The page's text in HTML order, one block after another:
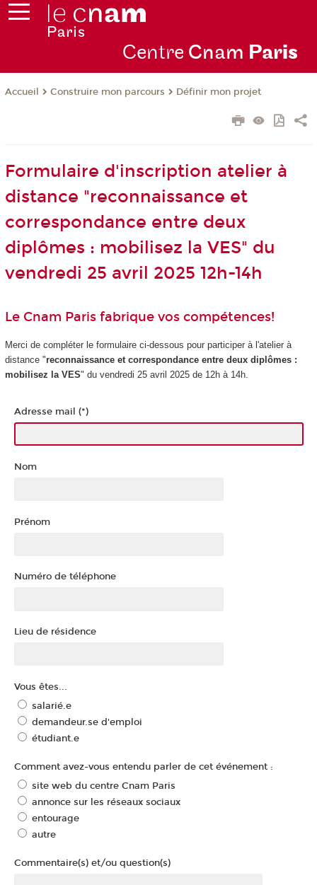
Centre Cnam Paris
Accueil Construire mon parcours Définir mon projet
Formulaire d'inscription atelier à
distance "reconnaissance et
correspondance entre deux
diplômes : mobilisez la VES" du
vendredi 25 avril 2025 12h-14h
Le Cnam Paris fabrique vos compétences!
Merci de compléter le formulaire ci-dessous pour participer à l'atelier à
distance "reconnaissance et correspondance entre deux diplômes :
mobilisez la VES" du vendredi 25 avril 2025 de 12h à 14h.
Adresse mail (*)
Nom
Prénom
Numéro de téléphone
Lieu de résidence
Vous êtes...
salarié.e
demandeur.se d'emploi
étudiant.e
Comment avez-vous entendu parler de cet événement :
site web du centre Cnam Paris
annonce sur les réseaux sociaux
entourage
autre
Commentaire(s) et/ou question(s)